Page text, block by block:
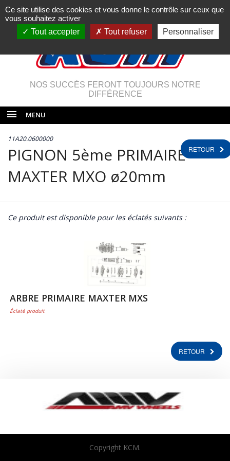
NOS SUCCÈS FERONT TOUJOURS NOTRE
DIFFÉRENCE
MENU
RETOUR
11A20.0600000
PIGNON 5ème PRIMAIRE
MAXTER MXO ø20mm
Ce produit est disponible pour les éclatés suivants :
ARBRE PRIMAIRE MAXTER MXS
Éclaté produit
RETOUR
Copyright KCM.
Ce site utilise des cookies et vous donne le contrôle sur ceux que
vous souhaitez activer
Tout accepter
Tout refuser Personnaliser